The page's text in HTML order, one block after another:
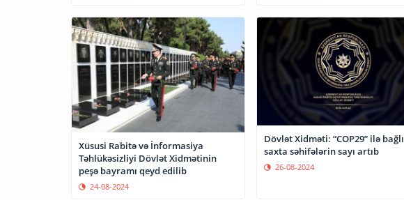
Xüsusi Rabitə və İnformasiya
Təhlükəsizliyi Dövlət Xidmətinin
peşə bayramı qeyd edilib
24-08-2024
Dövlət Xidməti: “COP29” ilə bağlı
saxta səhifələrin sayı artıb
26-08-2024